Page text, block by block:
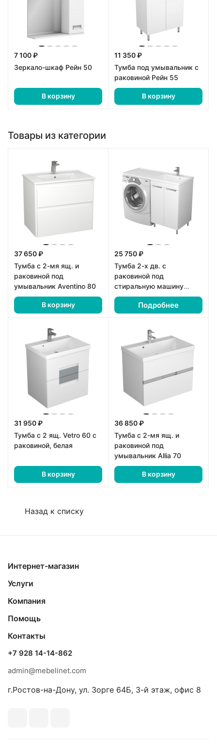
7 100 ₽
Зеркало-шкаф Рейн 50
В корзину
11 350 ₽
Тумба под умывальник с
раковиной Рейн 55
В корзину
Товары из категории
37 650 ₽
Тумба с 2-мя ящ. и
раковиной под
умывальник Aventino 80
В корзину
25 750 ₽
Тумба 2-х дв. с
раковиной под
стиральную машину
Магра 55
Подробнее
31 950 ₽
Тумба с 2 ящ. Vetro 60 с
раковиной, белая
В корзину
36 850 ₽
Тумба с 2-мя ящ. и
раковиной под
умывальник Allia 70
В корзину
Назад к списку
Интернет-магазин
Услуги
Компания
Помощь
Контакты
+7 928 14-14-862
admin@mebelinet.com
г.Ростов-на-Дону, ул. Зорге 64Б, 3-й этаж, офис 8